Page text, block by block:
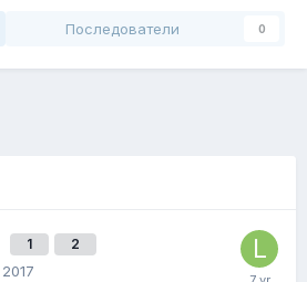
Последователи 0
1 2